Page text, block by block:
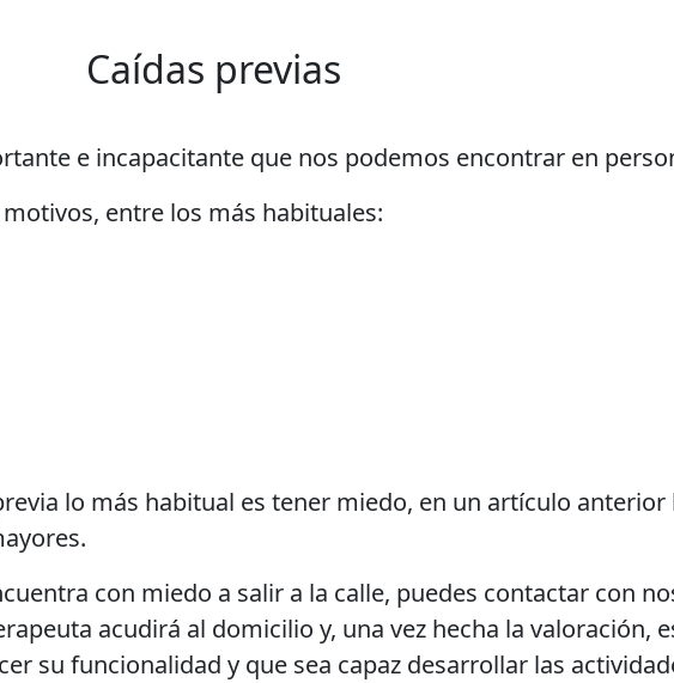
Caídas previas
e incapacitante que nos podemos encontrar en
entre los más habituales:
lo más habitual es tener miedo, en un artículo
con miedo a salir a la calle, puedes contactar con
acudirá al domicilio y, una vez hecha la valoración,
su funcionalidad y que sea capaz desarrollar las